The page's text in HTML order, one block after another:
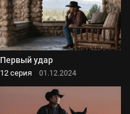
Первый удар
12 серия 01.12.2024